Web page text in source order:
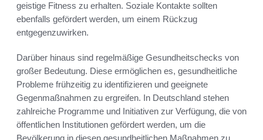
geistige Fitness zu erhalten. Soziale Kontakte sollten
ebenfalls gefördert werden, um einem Rückzug
entgegenzuwirken.
Darüber hinaus sind regelmäßige Gesundheitschecks von
großer Bedeutung. Diese ermöglichen es, gesundheitliche
Probleme frühzeitig zu identifizieren und geeignete
Gegenmaßnahmen zu ergreifen. In Deutschland stehen
zahlreiche Programme und Initiativen zur Verfügung, die von
öffentlichen Institutionen gefördert werden, um die